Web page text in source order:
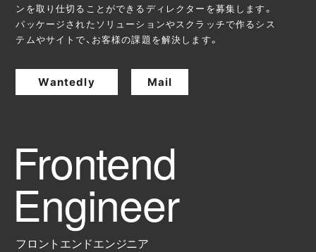
ンを取り仕切ることができるディレクターを募集します。
パッケージされたソリューションやスクラッチで作るシス
テムやサイトで、お客様の課題を解決します。
Wantedly Mail
フロントエンドエンジニア